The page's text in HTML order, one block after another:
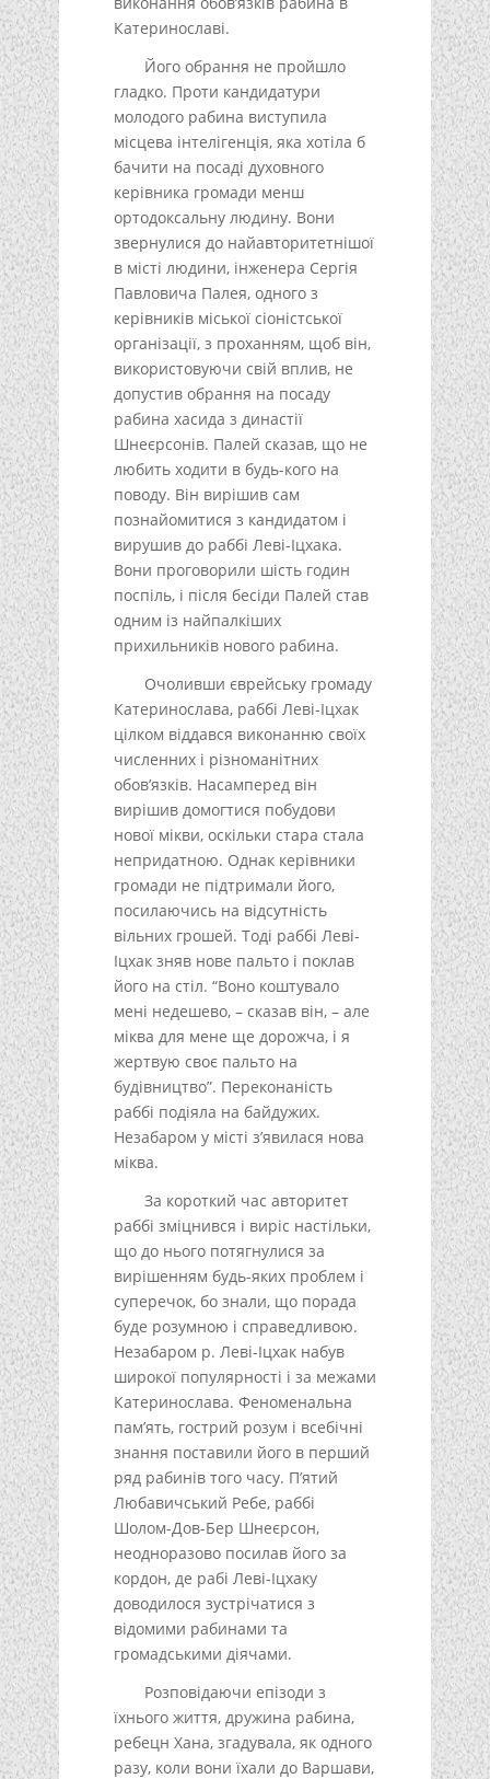
Катеринославі.
Його обрання не пройшло
гладко. Проти кандидатури
молодого рабина виступила
місцева інтелігенція, яка хотіла б
бачити на посаді духовного
керівника громади менш
ортодоксальну людину. Вони
звернулися до найавторитетнішої
в місті людини, інженера Сергія
Павловича Палея, одного з
керівників міської сіоністської
організації, з проханням, щоб він,
використовуючи свій вплив, не
допустив обрання на посаду
рабина хасида з династії
Шнеєрсонів. Палей сказав, що не
любить ходити в будь-кого на
поводу. Він вирішив сам
познайомитися з кандидатом і
вирушив до раббі Леві-Іцхака.
Вони проговорили шість годин
поспіль, і після бесіди Палей став
одним із найпалкіших
прихильників нового рабина.
Очоливши єврейську громаду
Катеринослава, раббі Леві-Іцхак
цілком віддався виконанню своїх
численних і різноманітних
обов’язків. Насамперед він
вирішив домогтися побудови
нової мікви, оскільки стара стала
непридатною. Однак керівники
громади не підтримали його,
посилаючись на відсутність
вільних грошей. Тоді раббі Леві-
Іцхак зняв нове пальто і поклав
його на стіл. “Воно коштувало
мені недешево, – сказав він, – але
міква для мене ще дорожча, і я
жертвую своє пальто на
будівництво”. Переконаність
раббі подіяла на байдужих.
Незабаром у місті з’явилася нова
міква.
За короткий час авторитет
раббі зміцнився і виріс настільки,
що до нього потягнулися за
вирішенням будь-яких проблем і
суперечок, бо знали, що порада
буде розумною і справедливою.
Незабаром р. Леві-Іцхак набув
широкої популярності і за межами
Катеринослава. Феноменальна
пам’ять, гострий розум і всебічні
знання поставили його в перший
ряд рабинів того часу. П’ятий
Любавичський Ребе, раббі
Шолом-Дов-Бер Шнеєрсон,
неодноразово посилав його за
кордон, де рабі Леві-Іцхаку
доводилося зустрічатися з
відомими рабинами та
громадськими діячами.
Розповідаючи епізоди з
їхнього життя, дружина рабина,
ребецн Хана, згадувала, як одного
разу, коли вони їхали до Варшави,